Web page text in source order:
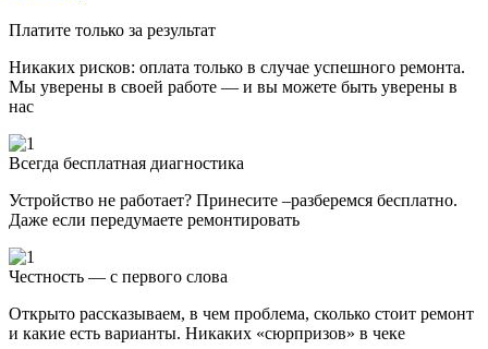
Платите только за результат
Никаких рисков: оплата только в случае успешного ремонта.
Мы уверены в своей работе — и вы можете быть уверены в
нас
Всегда бесплатная диагностика
Устройство не работает? Принесите –разберемся бесплатно.
Даже если передумаете ремонтировать
Честность — с первого слова
Открыто рассказываем, в чем проблема, сколько стоит ремонт
и какие есть варианты. Никаких «сюрпризов» в чеке